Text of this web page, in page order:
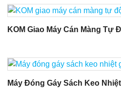
KOM Giao Máy Cán Màng Tự
Máy Đóng Gáy Sách Keo